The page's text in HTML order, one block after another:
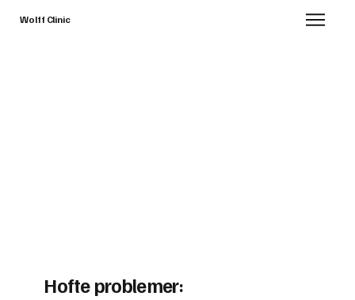
Wolff Clinic
Hofte problemer: